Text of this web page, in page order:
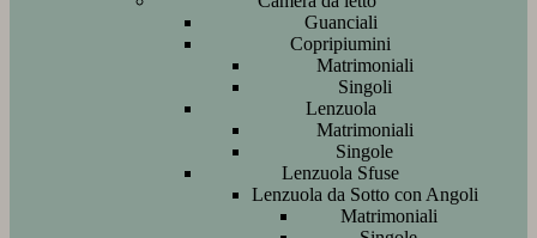
Guanciali
Copripiumini
Matrimoniali
Singoli
Lenzuola
Matrimoniali
Singole
Lenzuola Sfuse
Lenzuola da Sotto con Angoli
Matrimoniali